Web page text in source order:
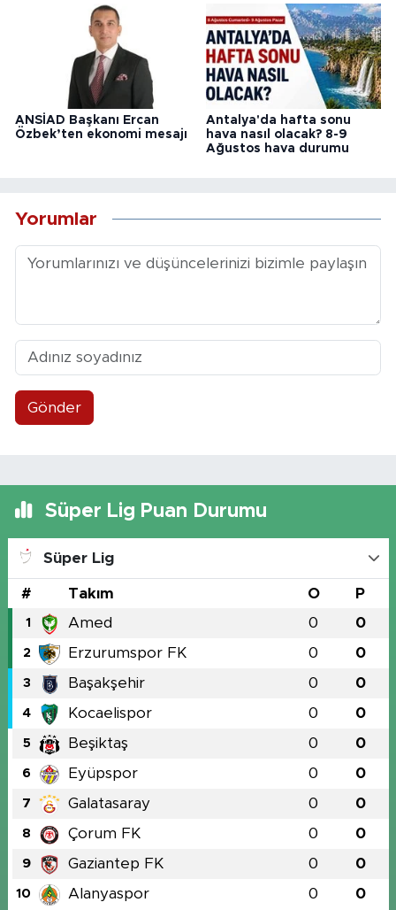
ANSİAD Başkanı Ercan
Özbek’ten ekonomi mesajı
Antalya'da hafta sonu
hava nasıl olacak? 8-9
Ağustos hava durumu
Yorumlar
Gönder
Süper Lig Puan Durumu
Süper Lig
# Takım O P
1 Amed 0 0
2 Erzurumspor FK 0 0
3 Başakşehir 0 0
4 Kocaelispor 0 0
5 Beşiktaş 0 0
6 Eyüpspor 0 0
7 Galatasaray 0 0
8 Çorum FK 0 0
9 Gaziantep FK 0 0
10 Alanyaspor 0 0